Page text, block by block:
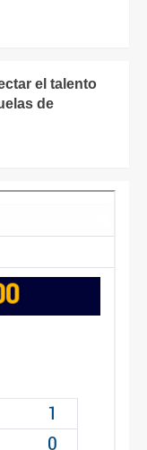
el talento
de